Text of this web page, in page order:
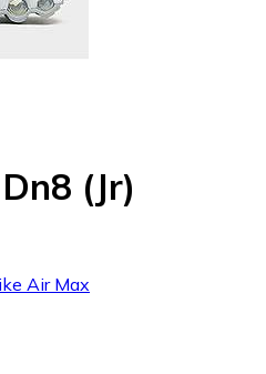
(Jr)
Air Max